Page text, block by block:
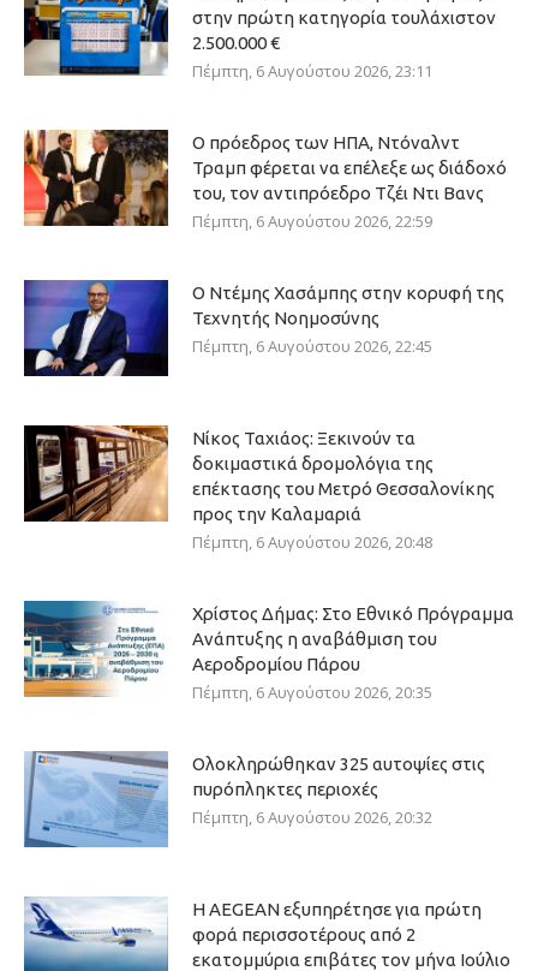
στην πρώτη κατηγορία τουλάχιστον
2.500.000 €
Πέμπτη, 6 Αυγούστου 2026, 23:11
Ο πρόεδρος των ΗΠΑ, Ντόναλντ
Τραμπ φέρεται να επέλεξε ως διάδοχό
του, τον αντιπρόεδρο Τζέι Ντι Βανς
Πέμπτη, 6 Αυγούστου 2026, 22:59
Ο Ντέμης Χασάμπης στην κορυφή της
Τεχνητής Νοημοσύνης
Πέμπτη, 6 Αυγούστου 2026, 22:45
Νίκος Ταχιάος: Ξεκινούν τα
δοκιμαστικά δρομολόγια της
επέκτασης του Μετρό Θεσσαλονίκης
προς την Καλαμαριά
Πέμπτη, 6 Αυγούστου 2026, 20:48
Χρίστος Δήμας: Στο Εθνικό Πρόγραμμα
Ανάπτυξης η αναβάθμιση του
Αεροδρομίου Πάρου
Πέμπτη, 6 Αυγούστου 2026, 20:35
Ολοκληρώθηκαν 325 αυτοψίες στις
πυρόπληκτες περιοχές
Πέμπτη, 6 Αυγούστου 2026, 20:32
Η AEGEAN εξυπηρέτησε για πρώτη
φορά περισσοτέρους από 2
εκατομμύρια επιβάτες τον μήνα Ιούλιο